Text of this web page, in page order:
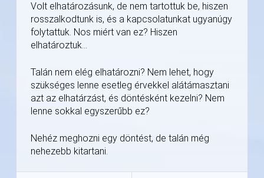
Volt elhatározásunk, de nem tartottuk be, hiszen
rosszalkodtunk is, és a kapcsolatunkat ugyanúgy
folytattuk. Nos miért van ez? Hiszen
elhatároztuk…
Talán nem elég elhatározni? Nem lehet, hogy
szükséges lenne esetleg érvekkel alátámasztani
azt az elhatárzást, és döntésként kezelni? Nem
lenne sokkal egyszerűbb ez?
Nehéz meghozni egy döntést, de talán még
nehezebb kitartani.